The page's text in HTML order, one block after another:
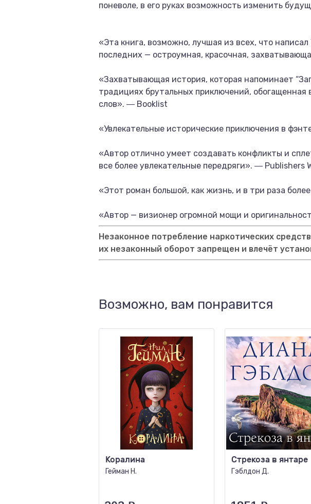
поневоле, в его руках возможность изменить
«Эта книга, возможно, лучшая из всех, что
последних — остроумная, красочная,
«Захватывающая история, которая напоминает
традициях брутальных приключений,
слов». ― Booklist
«Увлекательные исторические приключения в
«Автор отлично умеет создавать конфликты и
все более увлекательные передряги». ― Publishers
«Этот роман большой, как жизнь, и в три раза
«Автор — визионер огромной мощи и
Незаконное потребление наркотических
их незаконный оборот запрещен и влечёт
Возможно, вам понравится
Коралина
Гейман Н.
Стрекоза в янтаре
Гэблдон Д.